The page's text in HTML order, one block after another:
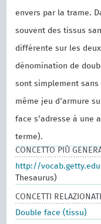
envers par la trame.
souvent des tissus
différente sur les
dénomination de
sont simplement
même jeu d'armure
face s'adresse à une
terme).
CONCETTO PIÙ
http://
Thesaurus)
CONCETTI RELAZIONATI
Double face (tissu)